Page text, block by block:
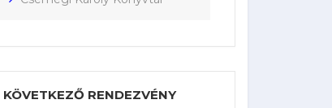
KÖVETKEZŐ RENDEZVÉNY